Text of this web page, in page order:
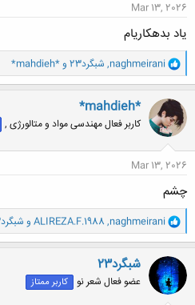
Mar 13, 2026
یاد بدهکاریام
و
ا
ک
ن
ش
ه
ا
naghmeirani
, شبگرد23 و *mahdieh*
*mahdieh*
کاربر فعال مهندسی مواد و متالورژی ,
Mar 13, 2026
چشم
و
ا
ک
ن
ش
ه
ا
naghmeirani
,
ALIREZA.F.1988 و شبگرد23
شبگرد23
عضو فعال شعر نو کاربر ممتاز